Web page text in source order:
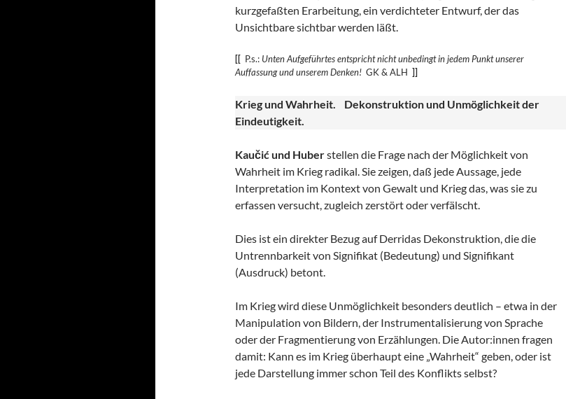
kurzgefaßten Erarbeitung, ein verdichteter Entwurf, der das
Unsichtbare sichtbar werden läßt.
[[ P.s.: Unten Aufgeführtes entspricht nicht unbedingt in jedem Punkt unserer
Auffassung und unseremDenken! GK & ALH ]]
Krieg und Wahrheit. Dekonstruktion und Unmöglichkeit der
Eindeutigkeit.
Kaučić und Huberstellen die Frage nach der Möglichkeit von
Wahrheit im Krieg radikal. Sie zeigen, daß jede Aussage, jede
Interpretation im Kontext von Gewalt und Krieg das, was sie zu
erfassen versucht, zugleich zerstört oder verfälscht.
Dies ist ein direkter Bezug auf Derridas Dekonstruktion, die die
Untrennbarkeit von Signifikat (Bedeutung) und Signifikant
(Ausdruck) betont.
Im Krieg wird diese Unmöglichkeit besonders deutlich – etwa in der
Manipulation von Bildern, der Instrumentalisierung von Sprache
oder der Fragmentierung von Erzählungen. Die Autor:innen fragen
damit: Kann es im Krieg überhaupt eine „Wahrheit“ geben, oder ist
jede Darstellung immer schon Teil des Konflikts selbst?